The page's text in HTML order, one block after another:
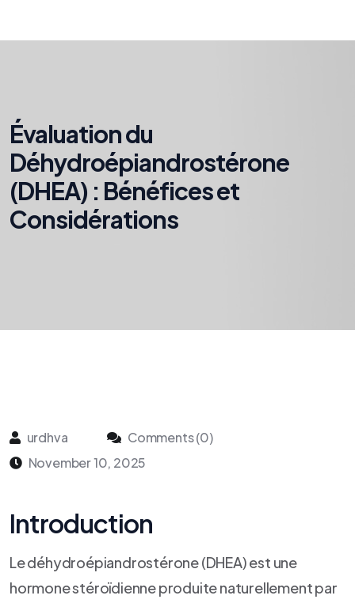
Évaluation du
Déhydroépiandrostérone
(DHEA) : Bénéfices et
Considérations
urdhva
Comments (0)
November 10, 2025
Introduction
Le déhydroépiandrostérone (DHEA) est une
hormone stéroïdienne produite naturellement par